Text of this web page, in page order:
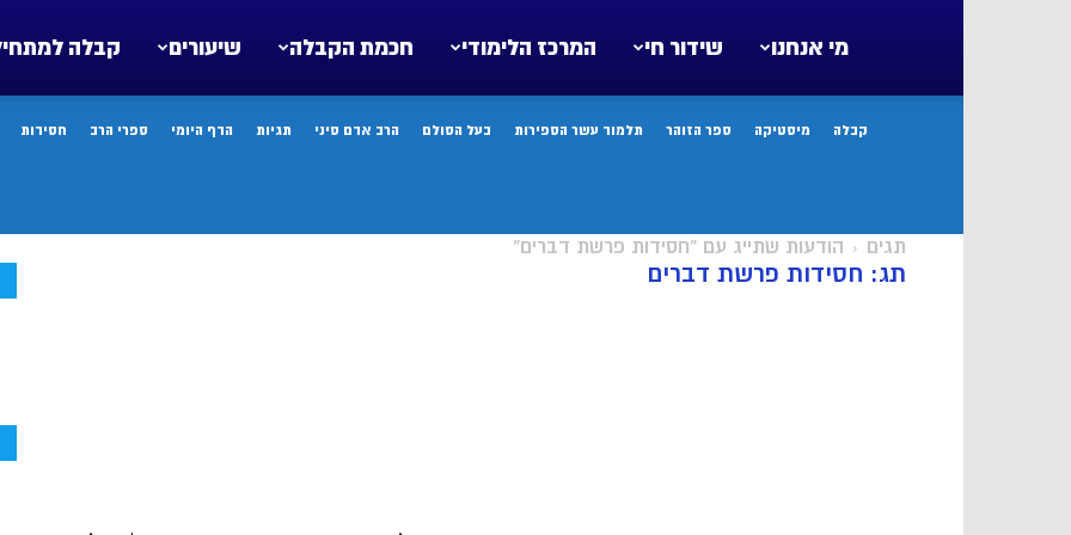
קבלה שיעורים חכמת הקבלה המרכז הלימודי שידור חי מי אנחנו
קבלה מיסטיקה ספר הזוהר תלמוד עשר הספירות בעל הסולם הרב אדם סיני תגיות הדף היומי ספרי הרב חסידות
תגים הודעות שתייג עם "חסידות פרשת דברים"
תג: חסידות פרשת דברים